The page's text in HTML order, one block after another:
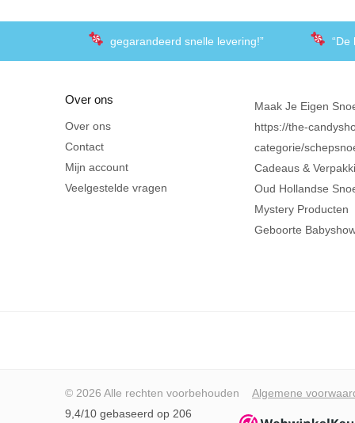
gegarandeerd snelle levering!”
Over ons
Over ons
Contact
Mijn account
Veelgestelde vragen
Maak Je Eigen
https://the-
categorie/
Cadeaus &
Oud Hollandse
Mystery Producten
Geboorte
© 2026 Alle rechten voorbehouden Algemene
9,4/10 gebaseerd op 206